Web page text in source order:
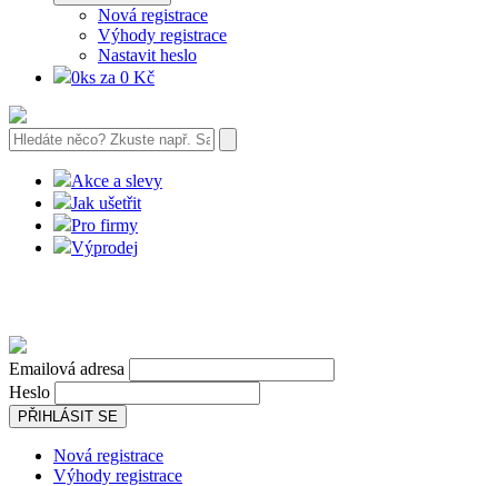
Nová registrace
Výhody registrace
Nastavit heslo
0ks za 0 Kč
Akce a slevy
Jak ušetřit
Pro firmy
Výprodej
Emailová adresa
Heslo
PŘIHLÁSIT SE
Nová registrace
Výhody registrace